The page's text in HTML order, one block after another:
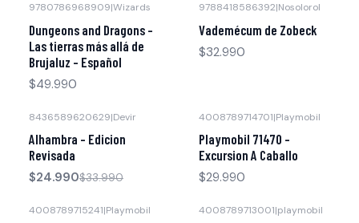
9780786968909|Wizards
Dungeons and Dragons -
Las tierras más allá de
Brujaluz - Español
$49.990
9788418586392|Nosolorol
Vademécum de Zobeck
$32.990
8436589620629|Devir
Alhambra - Edicion
Revisada
$24.990$33.990
4008789714701|Playmobil
Playmobil 71470 -
Excursion A Caballo
$29.990
4008789715241|Playmobil 4008789713001|playmobil